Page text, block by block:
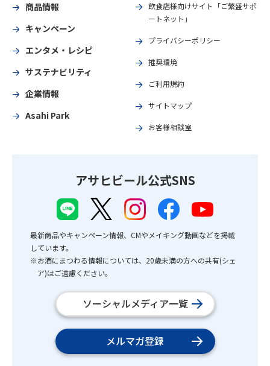
商品情報
キャンペーン
エンタメ・レシピ
サステナビリティ
企業情報
Asahi Park
飲食店様向けサイト「ご繁盛サポ
ートネット」
プライバシーポリシー
推奨環境
ご利用規約
サイトマップ
お客様相談室
アサヒビール公式SNS
最新商品やキャンペーン情報、CMやメイキング動画などを掲載
しています。
※お酒にまつわる情報については、20歳未満の方への共有(シェ
ア)はご遠慮ください。
ソーシャルメディア一覧
メルマガ登録